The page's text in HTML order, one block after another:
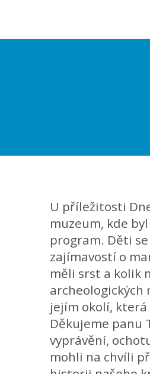
U příležitosti
muzeum, kde
program. Děti
zajímavostí o
měli srst a kolik
archeologických
jejím okolí,
Děkujeme panu
vyprávění,
mohli na chvíli